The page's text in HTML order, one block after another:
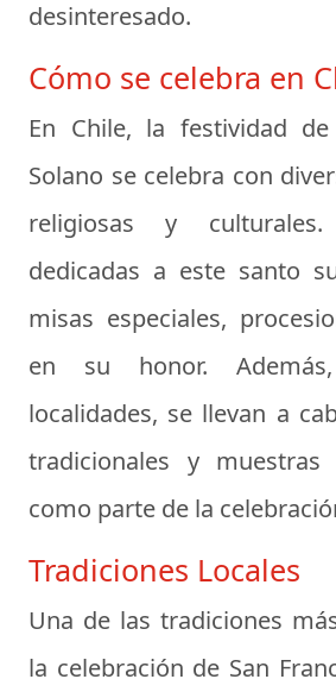
desinteresado.
Cómo se celebra en
En Chile, la festividad de
Solano se celebra con
religiosas y
dedicadas a este santo
misas especiales,
en su honor.
localidades, se llevan a
tradicionales y muestras
como parte de la
Tradiciones Locales
Una de las tradiciones
la celebración de San